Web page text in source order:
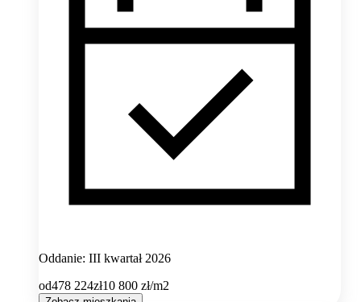
Oddanie: III kwartał 2026
od478 224zł10 800 zł/m2